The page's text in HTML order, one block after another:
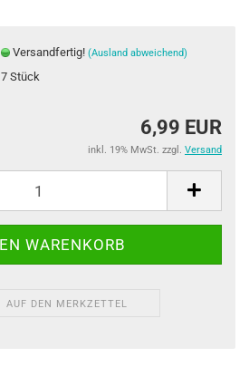
Versandfertig!(Ausland abweichend)
7Stück
6,99 EUR
inkl. 19% MwSt. zzgl. Versand
AUF DEN MERKZETTEL